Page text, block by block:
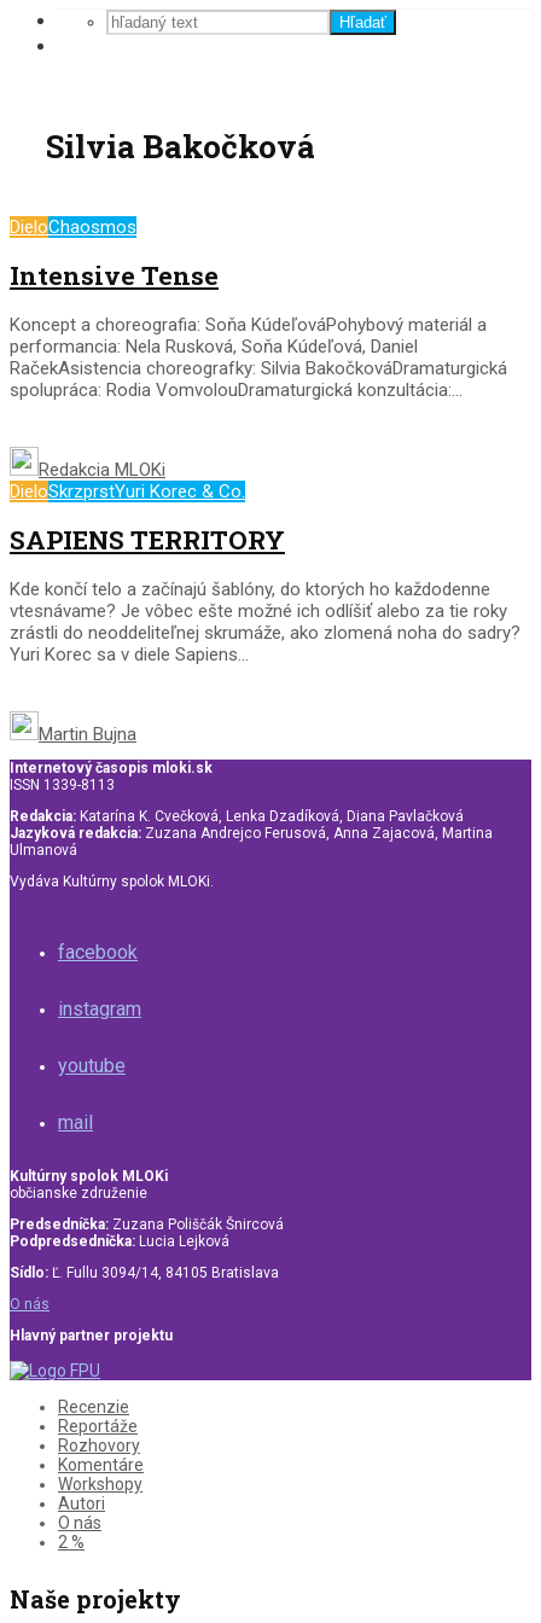
Hľadať
Silvia Bakočková
DieloChaosmos
Intensive Tense
Koncept a choreografia: Soňa KúdeľováPohybový materiál a
performancia: Nela Rusková, Soňa Kúdeľová, Daniel
RačekAsistencia choreografky: Silvia BakočkováDramaturgická
spolupráca: Rodia VomvolouDramaturgická konzultácia:...
Redakcia MLOKi
DieloSkrzprstYuri Korec & Co.
SAPIENS TERRITORY
Kde končí telo a začínajú šablóny, do ktorých ho každodenne
vtesnávame? Je vôbec ešte možné ich odlíšiť alebo za tie roky
zrástli do neoddeliteľnej skrumáže, ako zlomená noha do sadry?
Yuri Korec sa v diele Sapiens...
Martin Bujna
Internetový časopis mloki.sk
ISSN 1339-8113
Redakcia: Katarína K. Cvečková, Lenka Dzadíková, Diana Pavlačková
Jazyková redakcia: Zuzana Andrejco Ferusová, Anna Zajacová, Martina
Ulmanová
Vydáva Kultúrny spolok MLOKi.
facebook
instagram
youtube
mail
Kultúrny spolok MLOKi
občianske združenie
Predsedníčka: Zuzana Poliščák Šnircová
Podpredsedníčka: Lucia Lejková
Sídlo: Ľ. Fullu 3094/14, 84105 Bratislava
O nás
Hlavný partner projektu
Recenzie
Reportáže
Rozhovory
Komentáre
Workshopy
Autori
O nás
2 %
Naše projekty